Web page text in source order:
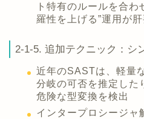
ト特有のルールを合わ
羅性を上げる”運用が肝
2-1-5. 追加テクニック：シ
近年のSASTは、軽量
分岐の可否を推定した
危険な型変換を検出
インタープロシージャ